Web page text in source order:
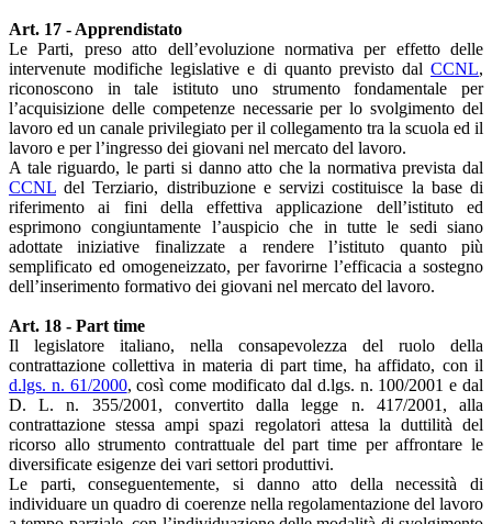
Art. 17 - Apprendistato
Le Parti, preso atto dell’evoluzione normativa per effetto delle
intervenute modifiche legislative e di quanto previsto dal CCNL,
riconoscono in tale istituto uno strumento fondamentale per
l’acquisizione delle competenze necessarie per lo svolgimento del
lavoro ed un canale privilegiato per il collegamento tra la scuola ed il
lavoro e per l’ingresso dei giovani nel mercato del lavoro.
A tale riguardo, le parti si danno atto che la normativa prevista dal
CCNL del Terziario, distribuzione e servizi costituisce la base di
riferimento ai fini della effettiva applicazione dell’istituto ed
esprimono congiuntamente l’auspicio che in tutte le sedi siano
adottate iniziative finalizzate a rendere l’istituto quanto più
semplificato ed omogeneizzato, per favorirne l’efficacia a sostegno
dell’inserimento formativo dei giovani nel mercato del lavoro.
Art. 18 - Part time
Il legislatore italiano, nella consapevolezza del ruolo della
contrattazione collettiva in materia di part time, ha affidato, con il
d.lgs. n. 61/2000, così come modificato dal d.lgs. n. 100/2001 e dal
D. L. n. 355/2001, convertito dalla legge n. 417/2001, alla
contrattazione stessa ampi spazi regolatori attesa la duttilità del
ricorso allo strumento contrattuale del part time per affrontare le
diversificate esigenze dei vari settori produttivi.
Le parti, conseguentemente, si danno atto della necessità di
individuare un quadro di coerenze nella regolamentazione del lavoro